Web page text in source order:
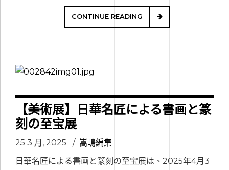
CONTINUE READING
【美術展】日華名匠による書画と篆
刻の至宝展
25 3 月, 2025
嵩嶋編集
日華名匠による書画と篆刻の至宝展は、2025年4月3